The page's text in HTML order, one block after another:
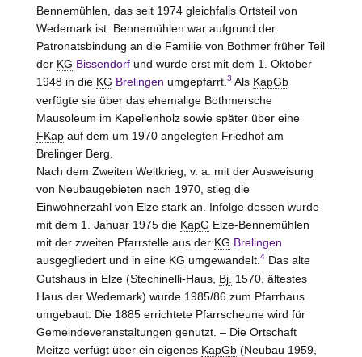
Bennemühlen, das seit 1974 gleichfalls Ortsteil von
Wedemark ist. Bennemühlen war aufgrund der
Patronatsbindung an die Familie von Bothmerfrüher Teil
der KG Bissendorfund wurde erst mit dem 1. Oktober
1948 in die KG Brelingen umgepfarrt. 3 Als KapGb
verfügte sie über das ehemalige Bothmersche
Mausoleum im Kapellenholz sowie später über eine
FKapauf dem um 1970 angelegten Friedhof am
Brelinger Berg.
Nach dem Zweiten Weltkrieg, v. a. mit der Ausweisung
von Neubaugebieten nach 1970, stieg die
Einwohnerzahl von Elzestark an. Infolge dessen wurde
mit dem 1. Januar 1975 die KapG Elze-Bennemühlen
mit der zweiten Pfarrstelle aus der KG Brelingen
ausgegliedert und in eine KG umgewandelt. 4Das alte
Gutshaus in Elze(Stechinelli-Haus, Bj. 1570, ältestes
Haus der Wedemark) wurde 1985/86 zum Pfarrhaus
umgebaut. Die 1885 errichtete Pfarrscheune wird für
Gemeindeveranstaltungen genutzt. – Die Ortschaft
Meitze verfügt über ein eigenes KapGb(Neubau 1959,